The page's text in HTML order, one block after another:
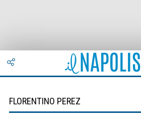
FLORENTINO PEREZ